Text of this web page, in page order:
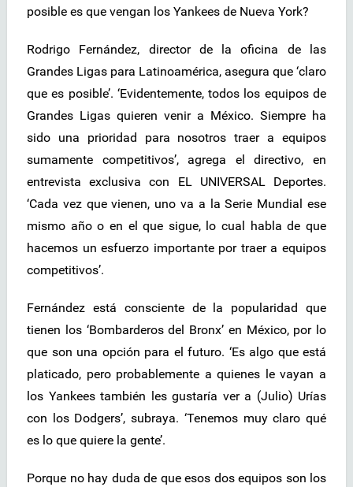
posible es que vengan los Yankees de Nueva York?
Rodrigo Fernández, director de la oficina de las
Grandes Ligas para Latinoamérica, asegura que ‘claro
que es posible’. ‘Evidentemente, todos los equipos de
Grandes Ligas quieren venir a México. Siempre ha
sido una prioridad para nosotros traer a equipos
sumamente competitivos’, agrega el directivo, en
entrevista exclusiva con EL UNIVERSAL Deportes.
‘Cada vez que vienen, uno va a la Serie Mundial ese
mismo año o en el que sigue, lo cual habla de que
hacemos un esfuerzo importante por traer a equipos
competitivos’.
Fernández está consciente de la popularidad que
tienen los ‘Bombarderos del Bronx’ en México, por lo
que son una opción para el futuro. ‘Es algo que está
platicado, pero probablemente a quienes le vayan a
los Yankees también les gustaría ver a (Julio) Urías
con los Dodgers’, subraya. ‘Tenemos muy claro qué
es lo que quiere la gente’.
Porque no hay duda de que esos dos equipos son los